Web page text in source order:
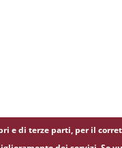
e di terze parti, per il